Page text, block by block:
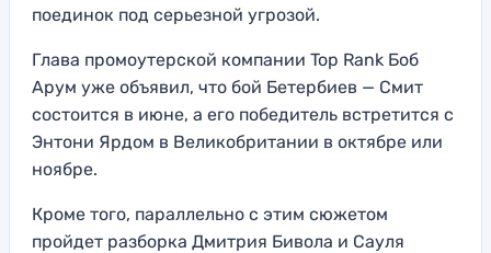
поединок под серьезной угрозой.
Глава промоутерской компании Top Rank Боб
Арум уже объявил, что бой Бетербиев — Смит
состоится в июне, а его победитель встретится с
Энтони Ярдом в Великобритании в октябре или
ноябре.
Кроме того, параллельно с этим сюжетом
пройдет разборка Дмитрия Бивола и Сауля